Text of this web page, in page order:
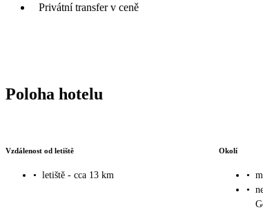
Privátní transfer v ceně
Poloha hotelu
Vzdálenost od letiště
• letiště - cca 13 km
Okolí
•
•